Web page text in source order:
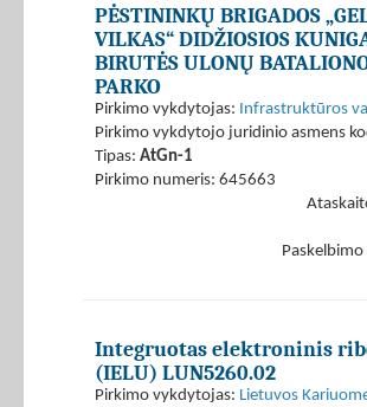
PĖSTININKŲ BRIGADOS
VILKAS“ DIDŽIOSIOS
BIRUTĖS ULONŲ
PARKO
Pirkimo vykdytojas: Infrastruktūros
Pirkimo vykdytojo juridinio asmens
Tipas: AtGn-1
Pirkimo numeris: 645663
Integruotas elektroninis
(IELU) LUN5260.02
Pirkimo vykdytojas: Lietuvos